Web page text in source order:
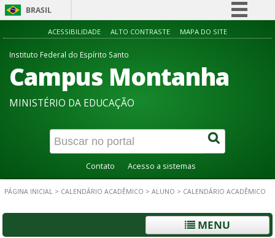
BRASIL
Simplifique!
Participe
Acesso à informação
Canais
ACESSIBILIDADE ALTO CONTRASTE MAPA DO SITE
Instituto Federal do Espírito Santo
Campus Montanha
MINISTÉRIO DA EDUCAÇÃO
Contato Acesso a sistemas
PÁGINA INICIAL > CALENDÁRIO ACADÊMICO > ALUNO > CALENDÁRIO ACADÊMICO
MENU